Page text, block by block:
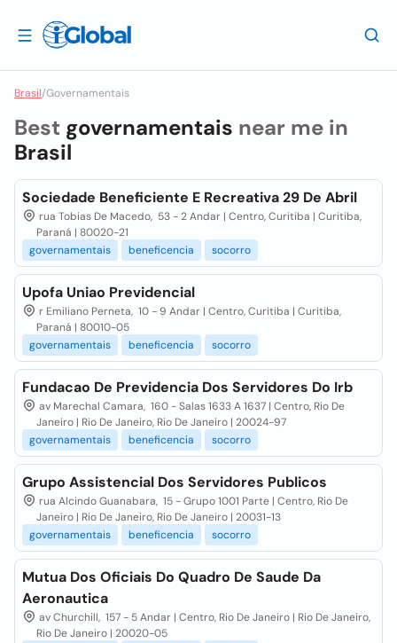
Brasil/Governamentais
Best governamentais near me in
Brasil
Sociedade Beneficiente E Recreativa 29 De Abril
rua Tobias De Macedo, 53 - 2 Andar | Centro, Curitiba | Curitiba,
Paraná | 80020-21
governamentais
beneficencia socorro
Upofa Uniao Previdencial
r Emiliano Perneta, 10 - 9 Andar | Centro, Curitiba | Curitiba,
Paraná | 80010-05
governamentais
beneficencia socorro
Fundacao De Previdencia Dos Servidores Do Irb
av Marechal Camara, 160 - Salas 1633 A 1637 | Centro, Rio De
Janeiro | Rio De Janeiro, Rio De Janeiro | 20024-97
governamentais
beneficencia socorro
Grupo Assistencial Dos Servidores Publicos
rua Alcindo Guanabara, 15 - Grupo 1001 Parte | Centro, Rio De
Janeiro | Rio De Janeiro, Rio De Janeiro | 20031-13
governamentais
beneficencia socorro
Mutua Dos Oficiais Do Quadro De Saude Da
Aeronautica
av Churchill, 157 - 5 Andar | Centro, Rio De Janeiro | Rio De Janeiro,
Rio De Janeiro | 20020-05